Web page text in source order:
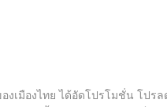
เมืองไทย ได้อัดโปรโมชั่น โปร